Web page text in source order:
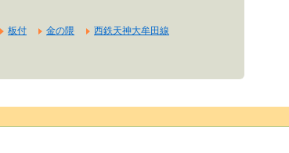
板付 金の隈 西鉄天神大牟田線